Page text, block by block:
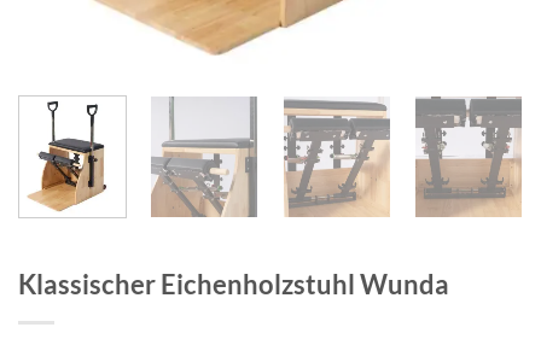
Klassischer Eichenholzstuhl Wunda